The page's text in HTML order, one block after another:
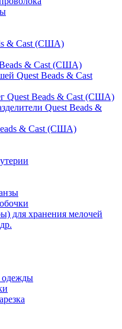
& Cast (США)
& Cast (США)
Quest Beads & Cast
Quest Beads & Cast (США)
Quest Beads &
& Cast (США)
для хранения мелочей
одежды